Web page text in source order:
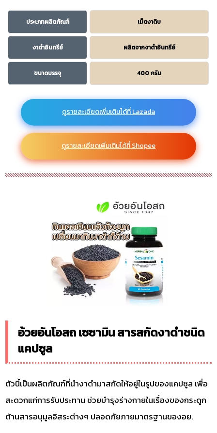
ประเภทผลิตภัณฑ์ เม็ดงาดิบ
งาดำอินทรีย์ ผลิตจากงาดำอินทรีย์
ขนาดบรรจุ 400 กรัม
ดูรายละเอียดเพิ่มเติมได้ที่ Lazada
ดูรายละเอียดเพิ่มเติมได้ที่ Shopee
อ้วยอันโอสถ เซซามิน สารสกัดงาดำชนิด
แคปซูล
ตัวนี้เป็นผลิตภัณฑ์ที่นำงาดำมาสกัดให้อยู่ในรูปของแคปซูล เพื่อ
สะดวกแก่การรับประทาน ช่วยบำรุงร่างกายในเรื่องของกระดูก
ต้านสารอนุมูลอิสระต่างๆ ปลอดภัยภายมาตรฐานของอย.